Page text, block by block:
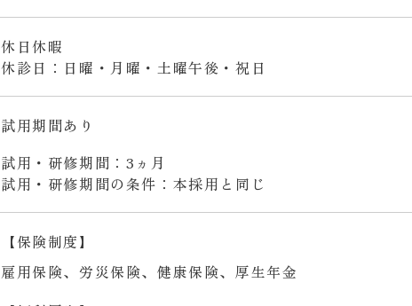
休日休暇
休診日：日曜・月曜・土曜午後・祝日
試用期間あり
試用・研修期間：3ヵ月
試用・研修期間の条件：本採用と同じ
【保険制度】
雇用保険、労災保険、健康保険、厚生年金